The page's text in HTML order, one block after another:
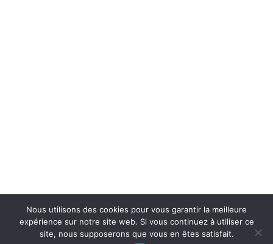
Nous utilisons des cookies pour vous garantir la meilleure
expérience sur notre site web. Si vous continuez à utiliser ce
site, nous supposerons que vous en êtes satisfait.